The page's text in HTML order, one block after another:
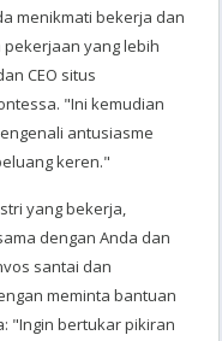
menikmati bekerja dan
yang lebih
CEO situs
"Ini kemudian
antusiasme
keren."
yang bekerja,
dengan Anda dan
santai dan
meminta bantuan
"Ingin bertukar pikiran